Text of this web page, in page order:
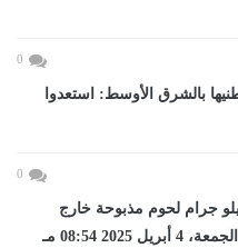
0
بالشرق الأوسط: استعدوا
0
الأقصر.. ضبط ١٨٥ كيلو جرام لحوم مذبوحة خارج
08:54 مـ